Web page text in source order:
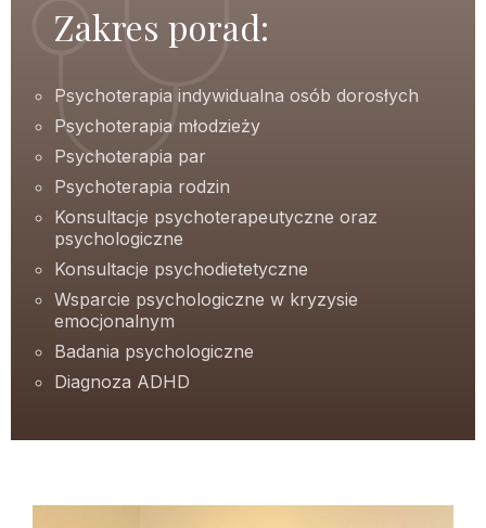
Zakres porad:
Psychoterapia indywidualna osób dorosłych
Psychoterapia młodzieży
Psychoterapia par
Psychoterapia rodzin
Konsultacje psychoterapeutyczne oraz
psychologiczne
Konsultacje psychodietetyczne
Wsparcie psychologiczne w kryzysie
emocjonalnym
Badania psychologiczne
Diagnoza ADHD